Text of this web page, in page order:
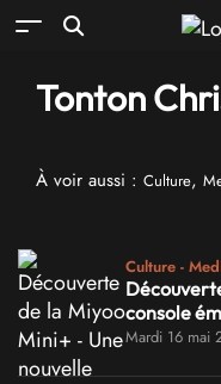
Tonton
À voir aussi : Culture,
Culture -
console
Mardi 16 mai